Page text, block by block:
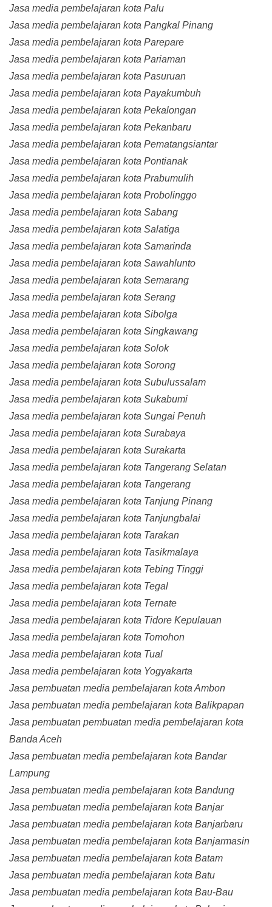
Jasa media pembelajaran kota Palu
Jasa media pembelajaran kota Pangkal Pinang
Jasa media pembelajaran kota Parepare
Jasa media pembelajaran kota Pariaman
Jasa media pembelajaran kota Pasuruan
Jasa media pembelajaran kota Payakumbuh
Jasa media pembelajaran kota Pekalongan
Jasa media pembelajaran kota Pekanbaru
Jasa media pembelajaran kota Pematangsiantar
Jasa media pembelajaran kota Pontianak
Jasa media pembelajaran kota Prabumulih
Jasa media pembelajaran kota Probolinggo
Jasa media pembelajaran kota Sabang
Jasa media pembelajaran kota Salatiga
Jasa media pembelajaran kota Samarinda
Jasa media pembelajaran kota Sawahlunto
Jasa media pembelajaran kota Semarang
Jasa media pembelajaran kota Serang
Jasa media pembelajaran kota Sibolga
Jasa media pembelajaran kota Singkawang
Jasa media pembelajaran kota Solok
Jasa media pembelajaran kota Sorong
Jasa media pembelajaran kota Subulussalam
Jasa media pembelajaran kota Sukabumi
Jasa media pembelajaran kota Sungai Penuh
Jasa media pembelajaran kota Surabaya
Jasa media pembelajaran kota Surakarta
Jasa media pembelajaran kota Tangerang Selatan
Jasa media pembelajaran kota Tangerang
Jasa media pembelajaran kota Tanjung Pinang
Jasa media pembelajaran kota Tanjungbalai
Jasa media pembelajaran kota Tarakan
Jasa media pembelajaran kota Tasikmalaya
Jasa media pembelajaran kota Tebing Tinggi
Jasa media pembelajaran kota Tegal
Jasa media pembelajaran kota Ternate
Jasa media pembelajaran kota Tidore Kepulauan
Jasa media pembelajaran kota Tomohon
Jasa media pembelajaran kota Tual
Jasa media pembelajaran kota Yogyakarta
Jasa pembuatan media pembelajaran kota Ambon
Jasa pembuatan media pembelajaran kota Balikpapan
Jasa pembuatan pembuatan media pembelajaran kota
Banda Aceh
Jasa pembuatan media pembelajaran kota Bandar
Lampung
Jasa pembuatan media pembelajaran kota Bandung
Jasa pembuatan media pembelajaran kota Banjar
Jasa pembuatan media pembelajaran kota Banjarbaru
Jasa pembuatan media pembelajaran kota Banjarmasin
Jasa pembuatan media pembelajaran kota Batam
Jasa pembuatan media pembelajaran kota Batu
Jasa pembuatan media pembelajaran kota Bau-Bau